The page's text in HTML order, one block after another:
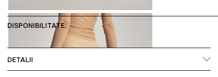
DISPONIBILITATE:
DETALII